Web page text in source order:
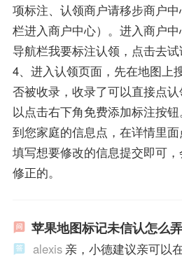
项标注、认领商户请移步商户
栏进入商户中心）。进入商户
导航栏我要标注认领，点击去试
4、进入认领页面，先在地图上
否被收录，收录了可以直接点
以点击右下角免费添加标注按
到您家庭的信息点，在详情里
填写想要修改的信息提交即可
修正的。
苹果地图标记未信认怎么弄
alexis 亲，小德建议亲可以